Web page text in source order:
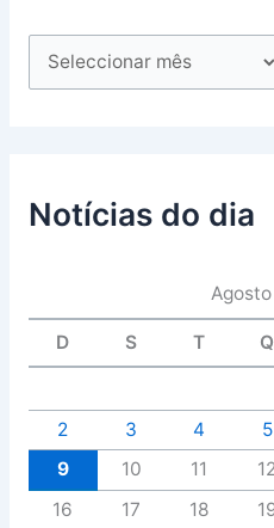
Notícias do dia
D S T Q
2
3 4 5
9
10 11
16
17 18